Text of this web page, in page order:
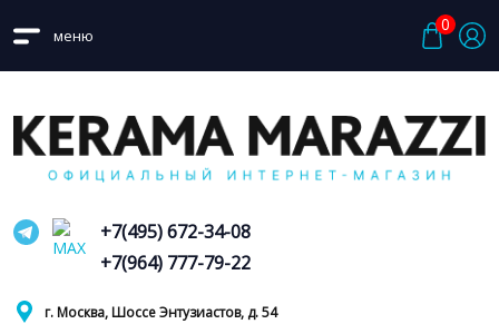
меню
0
г. Москва, Шоссе Энтузиастов, д. 54
+7(495) 672-34-08
+7(964) 777-79-22